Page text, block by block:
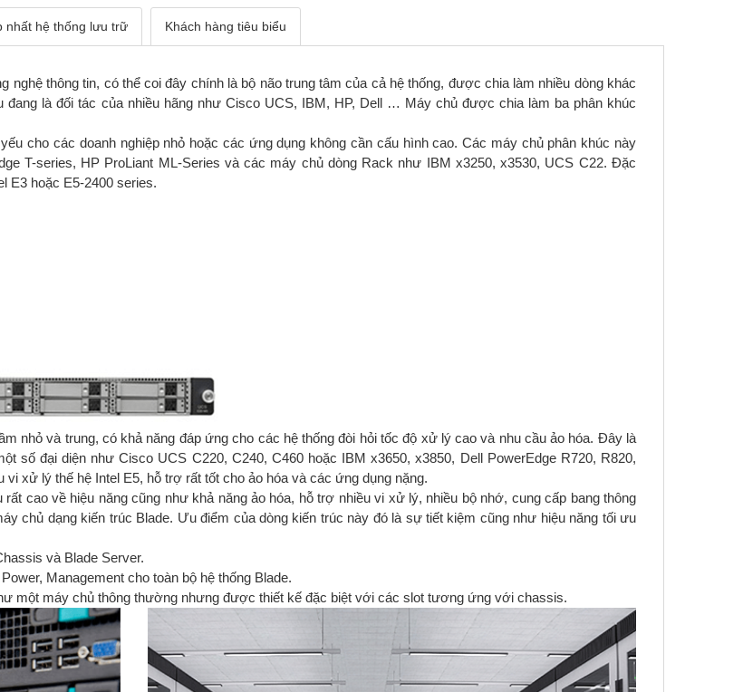
nhất hệ thống lưu trữ Khách hàng tiêu biểu
nghệ thông tin, có thể coi đây chính là bộ não trung tâm của cả hệ thống, được chia làm nhiều dòng khác
là đối tác của nhiều hãng như Cisco UCS, IBM, HP, Dell … Máy chủ được chia làm ba phân khúc
cho các doanh nghiệp nhỏ hoặc các ứng dụng không cần cấu hình cao. Các máy chủ phân khúc này
T-series, HP ProLiant ML-Series và các máy chủ dòng Rack như IBM x3250, x3530, UCS C22. Đặc
E3 hoặc E5-2400 series.
nhỏ và trung, có khả năng đáp ứng cho các hệ thống đòi hỏi tốc độ xử lý cao và nhu cầu ảo hóa. Đây là
số đại diện như Cisco UCS C220, C240, C460 hoặc IBM x3650, x3850, Dell PowerEdge R720, R820,
xử lý thế hệ Intel E5, hỗ trợ rất tốt cho ảo hóa và các ứng dụng nặng.
cao về hiệu năng cũng như khả năng ảo hóa, hỗ trợ nhiều vi xử lý, nhiều bộ nhớ, cung cấp bang thông
chủ dạng kiến trúc Blade. Ưu điểm của dòng kiến trúc này đó là sự tiết kiệm cũng như hiệu năng tối ưu
và Blade Server.
Management cho toàn bộ hệ thống Blade.
một máy chủ thông thường nhưng được thiết kế đặc biệt với các slot tương ứng với chassis.